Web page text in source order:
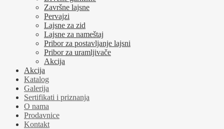
Završne lajsne
Pervajzi
Lajsne za zid
Lajsne za nameštaj
Pribor za postavljanje lajsni
Pribor za uramljivače
Akcija
Akcija
Katalog
Galerija
Sertifikati i priznanja
O nama
Prodavnice
Kontakt